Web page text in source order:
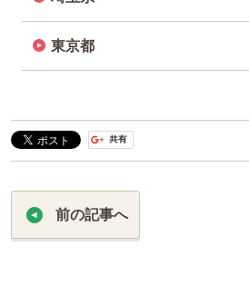
前の記事へ